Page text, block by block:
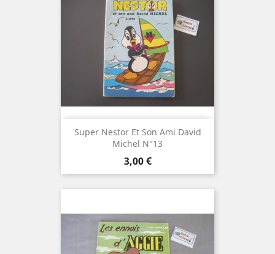
Super Nestor Et Son Ami David
Michel N°13
Prix
3,00 €